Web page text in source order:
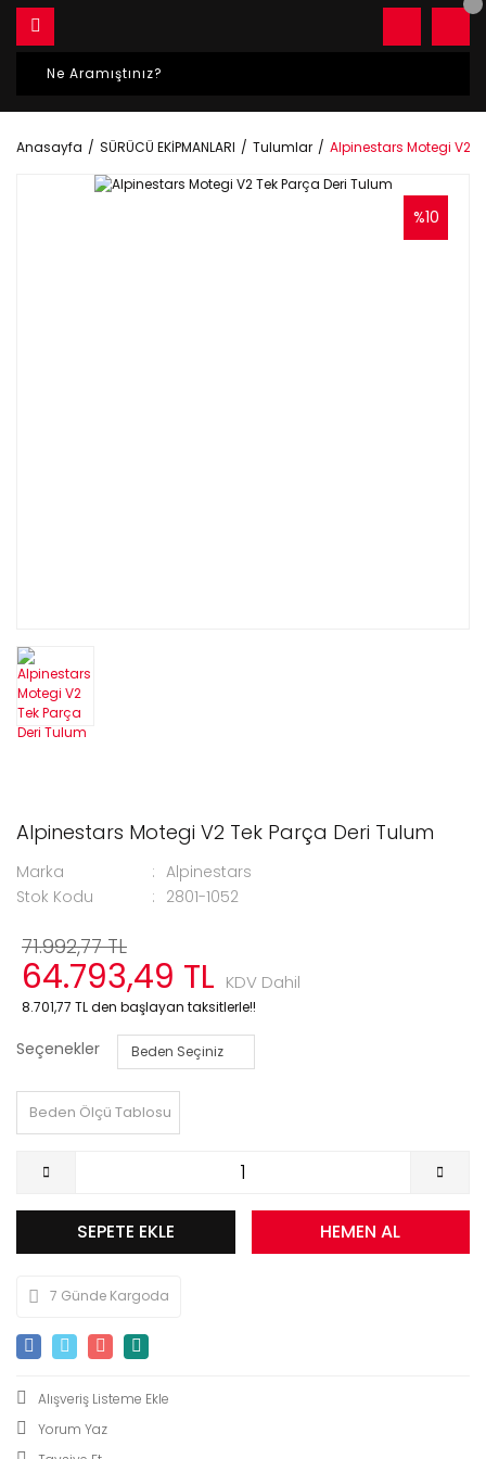
Anasayfa SÜRÜCÜ EKİPMANLARI Tulumlar Alpinestars Motegi V2
%10
Alpinestars Motegi V2 Tek Parça Deri Tulum
Marka
Alpinestars
Stok Kodu
2801-1052
71.992,77 TL
64.793,49 TL KDV Dahil
8.701,77 TL den başlayan taksitlerle!!
Seçenekler
Beden Ölçü Tablosu
SEPETE EKLE HEMEN AL
7 Günde Kargoda
Yorum Yaz